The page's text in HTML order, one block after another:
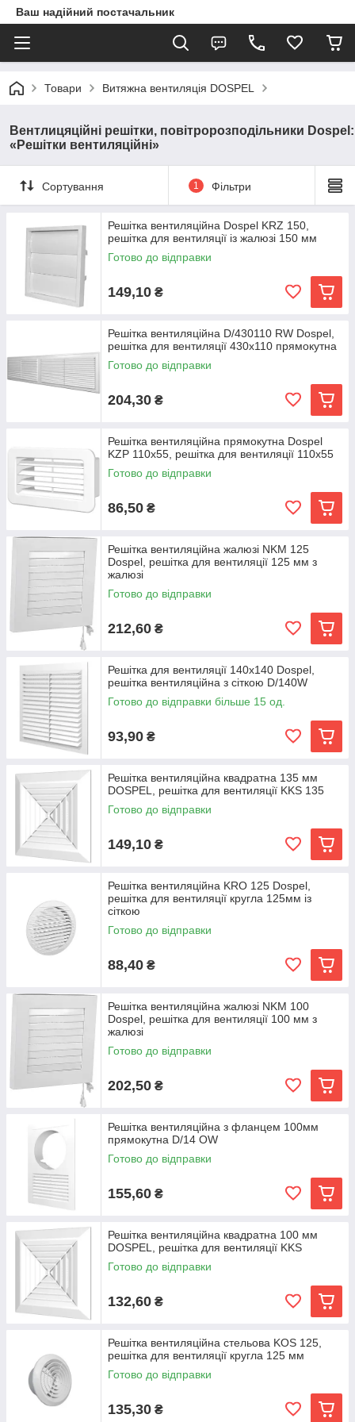
Ваш надійний постачальник
Товари Витяжна вентиляція DOSPEL
Вентлицяційні решітки, повітророзподільники Dospel:
«Решітки вентиляційні»
Сортування 1 Фільтри
Решітка вентиляційна Dospel KRZ 150,
решітка для вентиляції із жалюзі 150 мм
Готово до відправки
149,10 ₴
Решітка вентиляційна D/430110 RW Dospel,
решітка для вентиляції 430х110 прямокутна
Готово до відправки
204,30 ₴
Решітка вентиляційна прямокутна Dospel
KZP 110x55, решітка для вентиляції 110х55
Готово до відправки
86,50 ₴
Решітка вентиляційна жалюзі NKM 125
Dospel, решітка для вентиляції 125 мм з
жалюзі
Готово до відправки
212,60 ₴
Решітка для вентиляції 140х140 Dospel,
решітка вентиляційна з сіткою D/140W
Готово до відправки більше 15 од.
93,90 ₴
Решітка вентиляційна квадратна 135 мм
DOSPEL, решітка для вентиляції KKS 135
Готово до відправки
149,10 ₴
Решітка вентиляційна KRO 125 Dospel,
решітка для вентиляції кругла 125мм із
сіткою
Готово до відправки
88,40 ₴
Решітка вентиляційна жалюзі NKM 100
Dospel, решітка для вентиляції 100 мм з
жалюзі
Готово до відправки
202,50 ₴
Решітка вентиляційна з фланцем 100мм
прямокутна D/14 OW
Готово до відправки
155,60 ₴
Решітка вентиляційна квадратна 100 мм
DOSPEL, решітка для вентиляції KKS
Готово до відправки
132,60 ₴
Решітка вентиляційна стельова KOS 125,
решітка для вентиляції кругла 125 мм
Готово до відправки
135,30 ₴